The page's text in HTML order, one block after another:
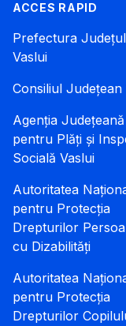
ACCES RAPID
Prefectura
Vaslui
Consiliul Județean
Agenția Județeană
pentru Plăți și
Socială Vaslui
Autoritatea
pentru Protecția
Drepturilor
cu Dizabilități
Autoritatea
pentru Protecția
Drepturilor